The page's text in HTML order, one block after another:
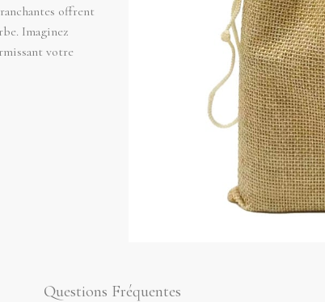
offrent
Imaginez
votre
Questions Fréquentes